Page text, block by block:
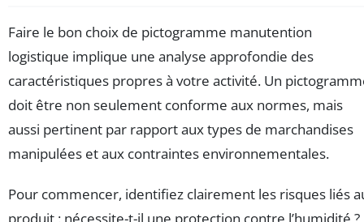
Faire le bon choix de pictogramme manutention
logistique implique une analyse approfondie des
caractéristiques propres à votre activité. Un
doit être non seulement conforme aux normes, mais
aussi pertinent par rapport aux types de marchandises
manipulées et aux contraintes environnementales.
Pour commencer, identifiez clairement les risques liés
produit : nécessite-t-il une protection contre l’humidité ?